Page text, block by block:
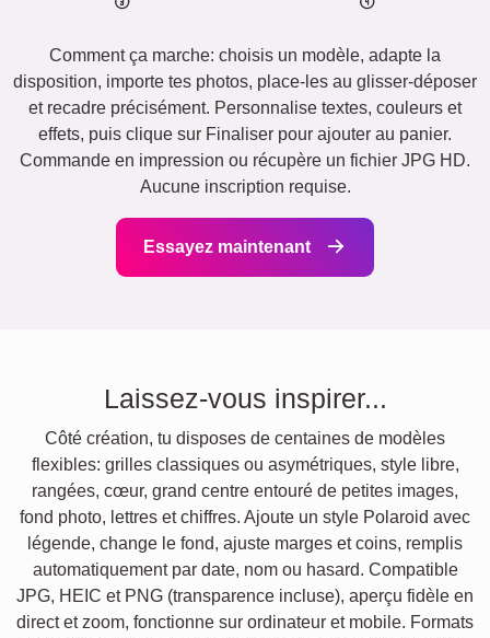
Comment ça marche: choisis un modèle, adapte la
disposition, importe tes photos, place-les au glisser-déposer
et recadre précisément. Personnalise textes, couleurs et
effets, puis clique sur Finaliser pour ajouter au panier.
Commande en impression ou récupère un fichier JPG HD.
Aucune inscription requise.
Essayez maintenant
Laissez-vous inspirer...
Côté création, tu disposes de centaines de modèles
flexibles: grilles classiques ou asymétriques, style libre,
rangées, cœur, grand centre entouré de petites images,
fond photo, lettres et chiffres. Ajoute un style Polaroid avec
légende, change le fond, ajuste marges et coins, remplis
automatiquement par date, nom ou hasard. Compatible
JPG, HEIC et PNG (transparence incluse), aperçu fidèle en
direct et zoom, fonctionne sur ordinateur et mobile. Formats